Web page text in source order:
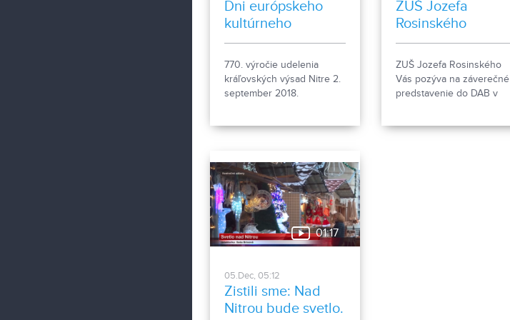
Dni európskeho
kultúrneho
dedičstva v Nitre -
TS
770. výročie udelenia
kráľovských výsad Nitre 2.
september 2018.
ZUŠ Jozefa
Rosinského
ZUŠ Jozefa Rosinského
Vás pozýva na záverečné
predstavenie do DAB v
01:17
05.Dec, 05:12
Zistili sme: Nad
Nitrou bude svetlo.